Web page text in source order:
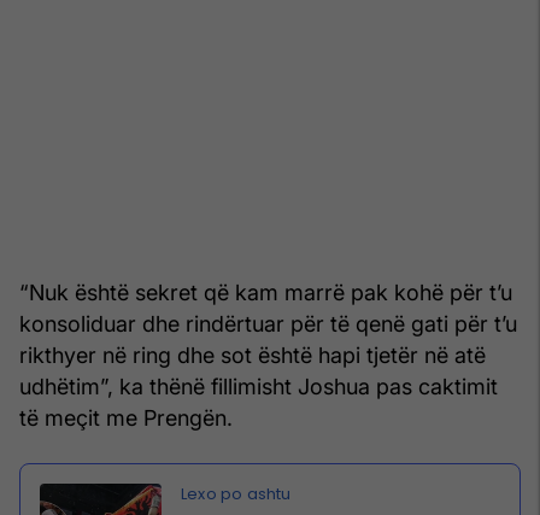
“Nuk është sekret që kam marrë pak kohë për t’u
konsoliduar dhe rindërtuar për të qenë gati për t’u
rikthyer në ring dhe sot është hapi tjetër në atë
udhëtim”, ka thënë fillimisht Joshua pas caktimit
të meçit me Prengën.